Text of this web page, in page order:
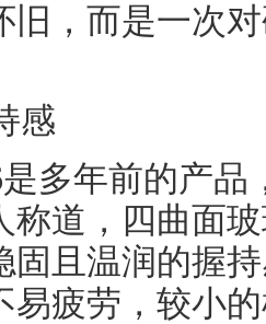
旧，而是一次
感
多年前的产
称道，四曲面
固且温润的握
易疲劳，较小